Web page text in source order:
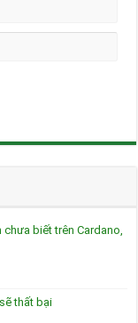
biết trên Cardano,
thất bại